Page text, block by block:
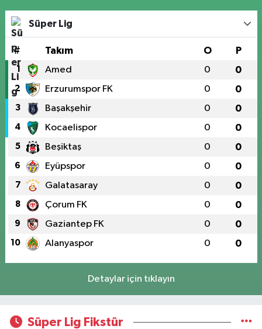
Süper Lig
# Takım O P
1 Amed 0 0
2 Erzurumspor FK 0 0
3 Başakşehir 0 0
4 Kocaelispor 0 0
5 Beşiktaş 0 0
6 Eyüpspor 0 0
7 Galatasaray 0 0
8 Çorum FK 0 0
9 Gaziantep FK 0 0
10 Alanyaspor 0 0
Detaylar için tıklayın
Süper Lig Fikstür